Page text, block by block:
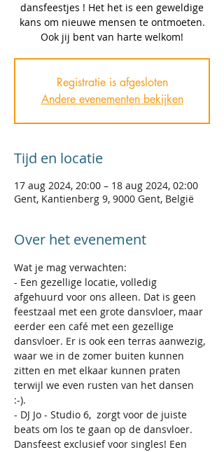
dansfeestjes ! Het het is een geweldige
kans om nieuwe mensen te ontmoeten.
Ook jij bent van harte welkom!
Registratie is afgesloten
Andere evenementen bekijken
Tijd en locatie
17 aug 2024, 20:00 – 18 aug 2024, 02:00
Gent, Kantienberg 9, 9000 Gent, België
Over het evenement
Wat je mag verwachten:
- Een gezellige locatie, volledig
afgehuurd voor ons alleen. Dat is geen
feestzaal met een grote dansvloer, maar
eerder een café met een gezellige
dansvloer. Er is ook een terras aanwezig,
waar we in de zomer buiten kunnen
zitten en met elkaar kunnen praten
terwijl we even rusten van het dansen
:-).
- DJ Jo - Studio 6,  zorgt voor de juiste
beats om los te gaan op de dansvloer.
Dansfeest exclusief voor singles! Een